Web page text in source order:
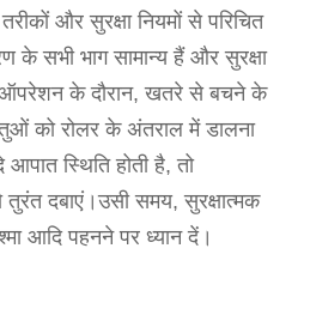
और सुरक्षा नियमों से परिचित
के सभी भाग सामान्य हैं और सुरक्षा
ऑपरेशन के दौरान, खतरे से बचने के
को रोलर के अंतराल में डालना
स्थिति होती है, तो
दबाएं।उसी समय, सुरक्षात्मक
आदि पहनने पर ध्यान दें।